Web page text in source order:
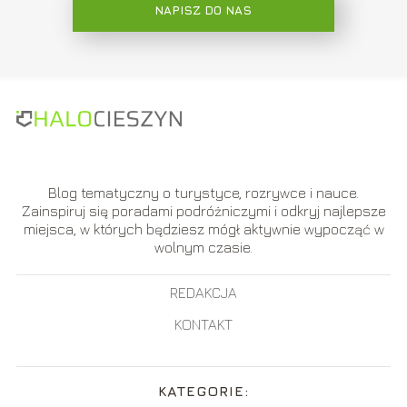
NAPISZ DO NAS
Blog tematyczny o turystyce, rozrywce i nauce.
Zainspiruj się poradami podróżniczymi i odkryj najlepsze
miejsca, w których będziesz mógł aktywnie wypocząć w
wolnym czasie.
REDAKCJA
KONTAKT
KATEGORIE: